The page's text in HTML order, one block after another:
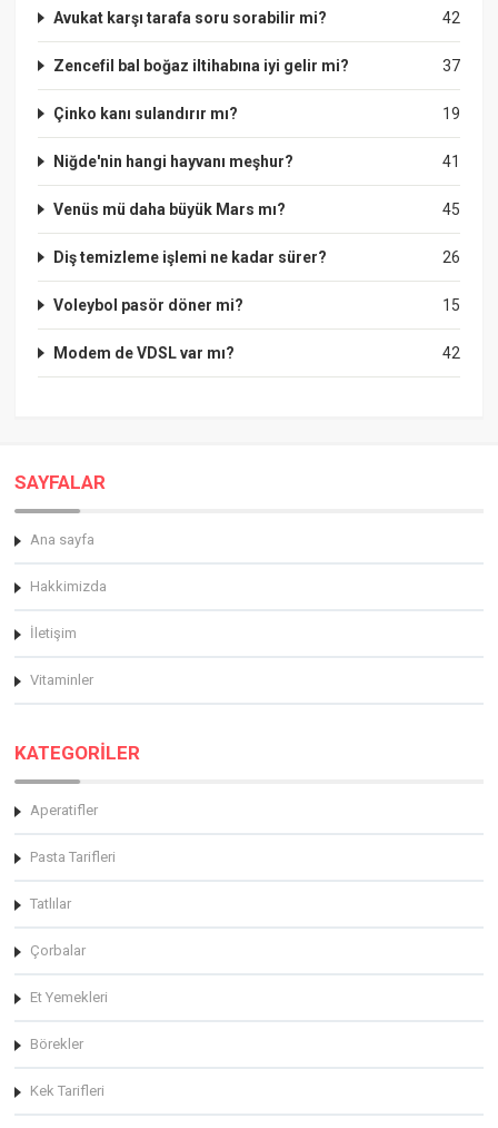
42
Avukat karşı tarafa soru sorabilir mi?
37
Zencefil bal boğaz iltihabına iyi gelir mi?
19
Çinko kanı sulandırır mı?
41
Niğde'nin hangi hayvanı meşhur?
45
Venüs mü daha büyük Mars mı?
26
Diş temizleme işlemi ne kadar sürer?
15
Voleybol pasör döner mi?
42
Modem de VDSL var mı?
SAYFALAR
Ana sayfa
Hakkimizda
İletişim
Vitaminler
KATEGORİLER
Aperatifler
Pasta Tarifleri
Tatlılar
Çorbalar
Et Yemekleri
Börekler
Kek Tarifleri